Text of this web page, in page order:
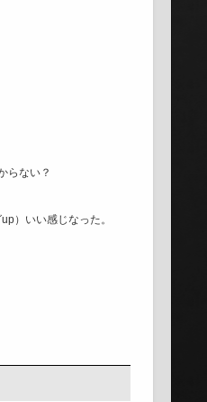
らない？
）いい感じなった。